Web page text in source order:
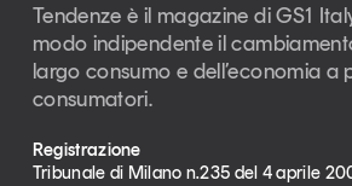
Tendenze è il magazine di GS1
modo indipendente il
largo consumo e dell’economia a
consumatori.
Registrazione
Tribunale di Milano n.235 del 4 aprile